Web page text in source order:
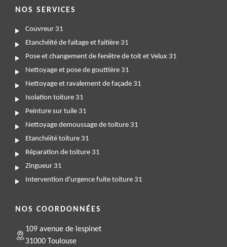
NOS SERVICES
Couvreur 31
Etanchéité de faitage et faitière 31
Pose et changement de fenêtre de toit et Velux 31
Nettoyage et pose de gouttière 31
Nettoyage et ravalement de façade 31
Isolation toiture 31
Peinture sur tuile 31
Nettoyage demoussage de toiture 31
Etanchéité toiture 31
Réparation de toiture 31
Zingueur 31
Intervention d'urgence fuite toiture 31
NOS COORDONNÉES
109 avenue de lespinet
31000 Toulouse